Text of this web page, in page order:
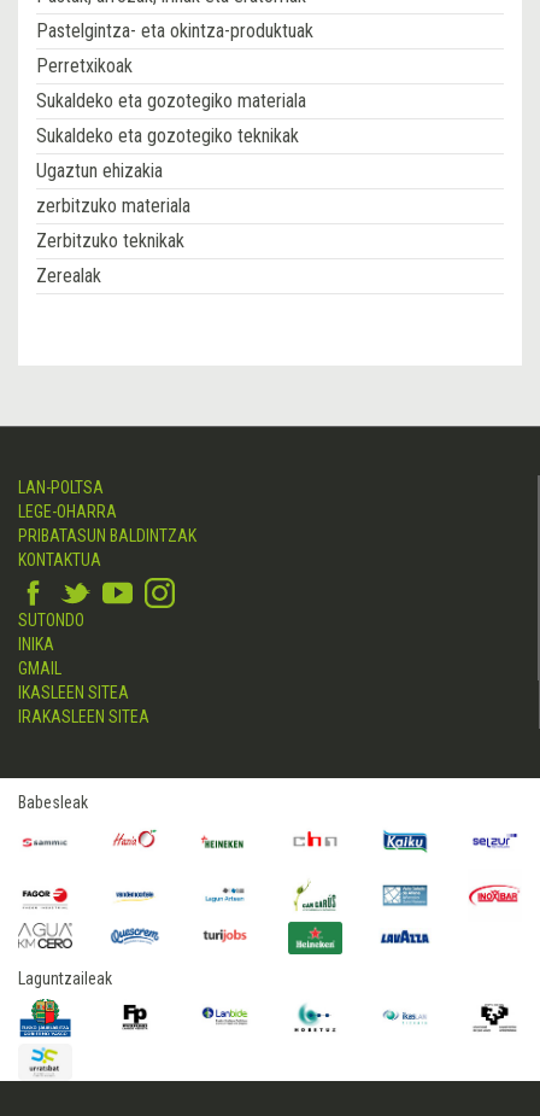
Pastelgintza- eta okintza-produktuak
Perretxikoak
Sukaldeko eta gozotegiko materiala
Sukaldeko eta gozotegiko teknikak
Ugaztun ehizakia
zerbitzuko materiala
Zerbitzuko teknikak
Zerealak
LAN-POLTSA
LEGE-OHARRA
PRIBATASUN BALDINTZAK
KONTAKTUA
SUTONDO
INIKA
GMAIL
IKASLEEN SITEA
IRAKASLEEN SITEA
Babesleak
Laguntzaileak